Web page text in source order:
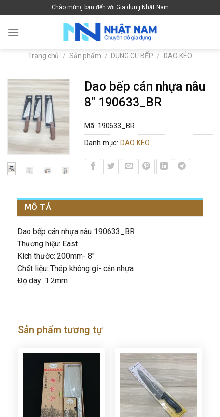
to
content
Chào mừng bạn đến với Gia dụng Nhật Nam
Trang chủ / Sản phẩm / DỤNG CỤ BẾP / DAO KÉO
Dao bếp cán nhựa nâu
8″ 190633_BR
Mã: 190633_BR
Danh mục: DAO KÉO
MÔ TẢ
Dao bếp cán nhựa nâu 190633_BR
Thương hiệu: East
Kích thước: 200mm- 8″
Chất liệu: Thép không gỉ- cán nhựa
Độ dày: 1.2mm
Sản phẩm tương tự